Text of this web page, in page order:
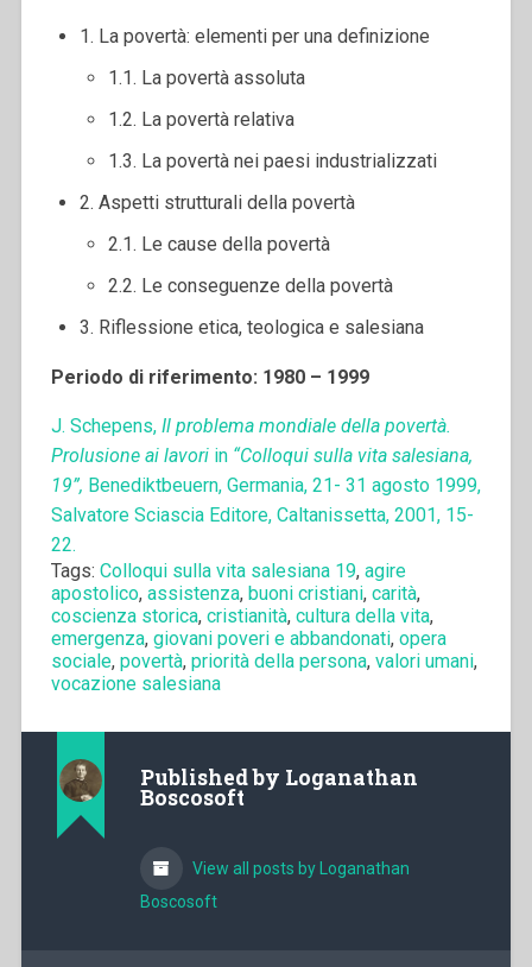
1. La povertà: elementi per una definizione
1.1. La povertà assoluta
1.2. La povertà relativa
1.3. La povertà nei paesi industrializzati
2. Aspetti strutturali della povertà
2.1. Le cause della povertà
2.2. Le conseguenze della povertà
3. Riflessione etica, teologica e salesiana
Periodo di riferimento: 1980 – 1999
J. Schepens, Il problema mondiale della povertà.
Prolusione ai lavori in“Colloqui sulla vita salesiana,
19”, Benediktbeuern, Germania, 21- 31 agosto 1999,
Salvatore Sciascia Editore, Caltanissetta, 2001, 15-
22.
Tags: Colloqui sulla vita salesiana 19, agire
apostolico, assistenza, buoni cristiani, carità,
coscienza storica, cristianità, cultura della vita,
emergenza, giovani poveri e abbandonati, opera
sociale, povertà, priorità della persona, valori umani,
vocazione salesiana
Published by Loganathan
Boscosoft
View all posts by Loganathan
Boscosoft